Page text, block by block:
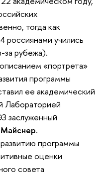
тогда как
россиянами учились
за рубежа).
«портрета»
программы
ее академический
Лабораторией
заслуженный
.
программы
оценки
совета